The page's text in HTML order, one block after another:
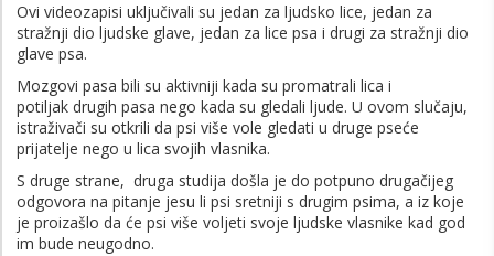
Ovi videozapisi uključivali su jedan za ljudsko lice, jedan za
stražnji dio ljudske glave, jedan za lice psa i drugi za stražnji dio
glave psa.
Mozgovi pasa bili su aktivniji kada su promatrali lica i
potiljak drugih pasa nego kada su gledali ljude. U ovom slučaju,
istraživači su otkrili da psi više vole gledati u druge pseće
prijatelje nego u lica svojih vlasnika.
S druge strane, druga studija došla je do potpuno drugačijeg
odgovora na pitanje jesu li psi sretniji s drugim psima, a iz koje
je proizašlo da će psi više voljeti svoje ljudske vlasnike kad god
im bude neugodno.